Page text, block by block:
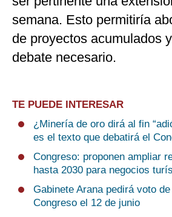
semana. Esto permitiría
de proyectos acumulados
debate necesario.
TE PUEDE INTERESAR
¿Minería de oro dirá al fin
es el texto que debatirá el
Congreso: proponen ampliar
hasta 2030 para negocios
Gabinete Arana pedirá voto
Congreso el 12 de junio